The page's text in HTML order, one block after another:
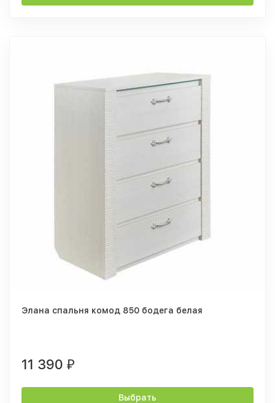
Элана спальня комод 850 бодега белая
11 390 ₽
Выбрать